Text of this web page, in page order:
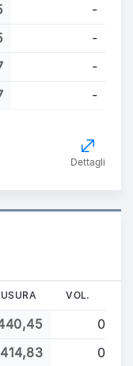
-
-
-
-
Dettagli
VOL.
0
0